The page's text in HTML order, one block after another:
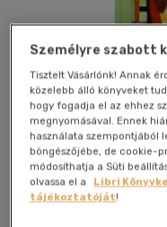
Kívánságlistához adom
Személyre szabott
Tisztelt Vásárlónk! Annak
közelebb álló könyveket
hogy fogadja el az ehhez
megnyomásával. Ennek
használata szempontjából
böngészőjébe, de cookie-
módosíthatja a Süti
olvassa el a
Libri
tájékoztatóját!